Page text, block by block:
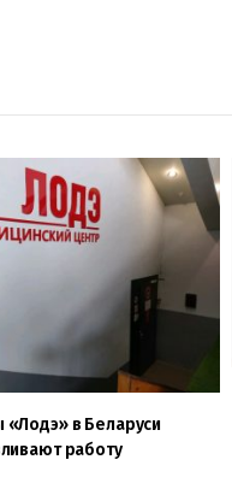
в Беларуси
работу